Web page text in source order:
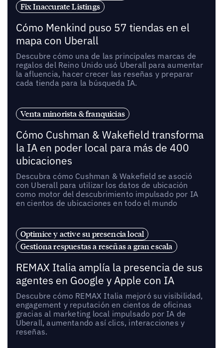
Fix Inaccurate Listings
Cómo Menkind puso 57 tiendas en el
mapa con Uberall
Descubre cómo una de las principales marcas de
regalos del Reino Unido usó Uberall para aumentar
la afluencia, hacer crecer las reseñas y preparar
cada tienda para la búsqueda IA.
Venta minorista & franquicias
Cómo Cushman & Wakefield transforma
la IA en poder local para más de 400
ubicaciones
Descubra cómo Cushman & Wakefield se asoció
con Uberall para utilizar los datos de ubicación
como motor del descubrimiento impulsado por IA
en cientos de ubicaciones en todo el mundo
Optimice y active su presencia local
Gestiona respuestas a reseñas a gran escala
REMAX Italia amplía la presencia de sus
agentes en Google y Apple con IA
Descubre cómo REMAX Italia mejoró su visibilidad,
engagement y reputación en cientos de oficinas
gracias al marketing local impulsado por IA de
Uberall, aumentando así clics, interacciones y
reseñas.